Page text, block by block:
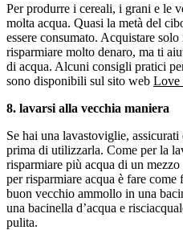
Per produrre i cereali, i grani e le
molta acqua. Quasi la metà del
essere consumato. Acquistare
risparmiare molto denaro, ma ti
di acqua. Alcuni consigli pratici
sono disponibili sul sito web Love
8. lavarsi alla vecchia maniera
Se hai una lavastoviglie,
prima di utilizzarla. Come per la
risparmiare più acqua di un
per risparmiare acqua è fare
buon vecchio ammollo in una
una bacinella d’acqua e
pulita.